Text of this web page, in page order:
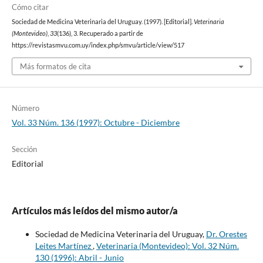
Cómo citar
Sociedad de Medicina Veterinaria del Uruguay. (1997). [Editorial]. Veterinaria
(Montevideo), 33(136), 3. Recuperado a partir de
https://revistasmvu.com.uy/index.php/smvu/article/view/517
Más formatos de cita
Número
Vol. 33 Núm. 136 (1997): Octubre - Diciembre
Sección
Editorial
Artículos más leídos del mismo autor/a
Sociedad de Medicina Veterinaria del Uruguay, Dr. Orestes
Leites Martínez,Veterinaria (Montevideo): Vol. 32 Núm.
130 (1996): Abril - Junio